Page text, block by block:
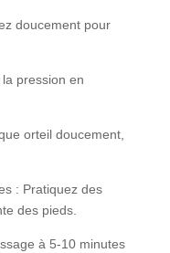
doucement pour
pression en
orteil doucement,
: Pratiquez des
des pieds.
à 5-10 minutes